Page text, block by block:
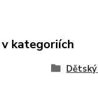
kategoriích